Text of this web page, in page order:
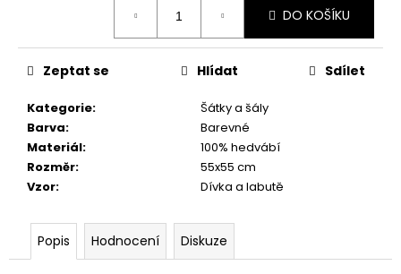
DO KOŠÍKU
Kategorie:
Šátky a šály
Barva:
Barevné
Materiál:
100% hedvábí
Rozměr:
55x55 cm
Vzor: Dívka a labutě
Zeptat se Hlídat Sdílet
Popis Hodnocení Diskuze
o
u
č
u
e
m